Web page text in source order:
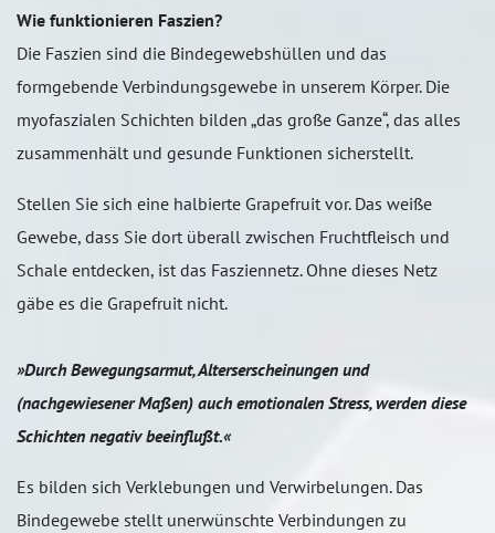
Wie funktionieren Faszien?
Die Faszien sind die Bindegewebshüllen und das
formgebende Verbindungsgewebe in unserem Körper. Die
myofaszialen Schichten bilden „das große Ganze“, das alles
zusammenhält und gesunde Funktionen sicherstellt.
Stellen Sie sich eine halbierte Grapefruit vor. Das weiße
Gewebe, dass Sie dort überall zwischen Fruchtfleisch und
Schale entdecken, ist das Fasziennetz. Ohne dieses Netz
gäbe es die Grapefruit nicht.
»Durch Bewegungsarmut, Alterserscheinungen und
(nachgewiesener Maßen) auch emotionalen Stress, werden diese
Schichten negativ beeinflußt.«
Es bilden sich Verklebungen und Verwirbelungen. Das
Bindegewebe stellt unerwünschte Verbindungen zu